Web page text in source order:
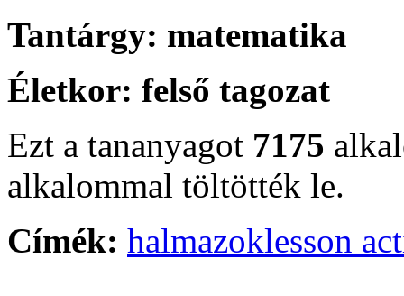
Tantárgy: matematika
Életkor: felső tagozat
Ezt a tananyagot 7175
alkalommal töltötték le.
Címék: halmazoklesson